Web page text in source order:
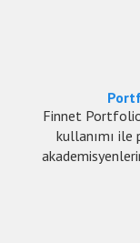
Finnet
kullanımı